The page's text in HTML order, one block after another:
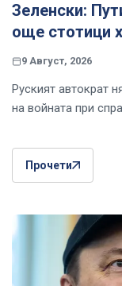
Зеленски:
още стотици
9 Август, 2026
Руският автократ
на войната при
Прочети